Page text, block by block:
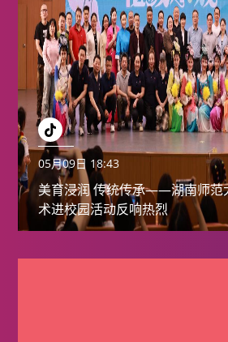
05月09日 18:43
美育浸润 传统传承——湖南师范
术进校园活动反响热烈